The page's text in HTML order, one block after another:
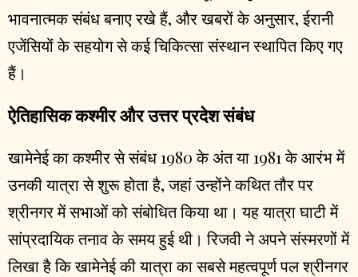
भावनात्मक संबंध बनाए रखे हैं, और खबरों के अनुसार, ईरानी
एजेंसियों के सहयोग से कई चिकित्सा संस्थान स्थापित किए गए
हैं।
ऐतिहासिक कश्मीर और उत्तर प्रदेश संबंध
खामेनेई का कश्मीर से संबंध 1980 के अंत या 1981 के आरंभ में
उनकी यात्रा से शुरू होता है, जहां उन्होंने कथित तौर पर
श्रीनगर में सभाओं को संबोधित किया था। यह यात्रा घाटी में
सांप्रदायिक तनाव के समय हुई थी। रिजवी ने अपने संस्मरणों में
लिखा है कि खामेनेई की यात्रा का सबसे महत्वपूर्ण पल श्रीनगर